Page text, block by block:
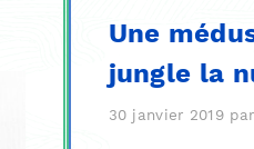
Une
jungle la
30 janvier 2019 par